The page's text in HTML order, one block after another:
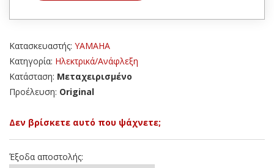
Κατασκευαστής: YAMAHA
Κατηγορία: Ηλεκτρικά/Ανάφλεξη
Κατάσταση: Μεταχειρισμένο
Προέλευση: Original
Δεν βρίσκετε αυτό που ψάχνετε;
Έξοδα αποστολής: